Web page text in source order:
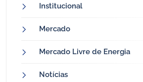
Institucional
Mercado
Mercado Livre de Energia
Notícias